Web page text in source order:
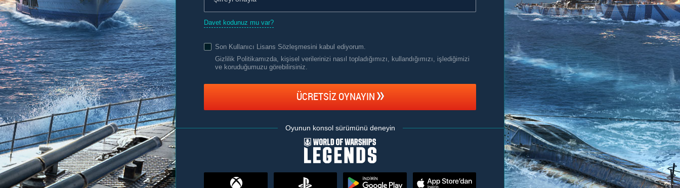
Davet kodunuz mu var?
Son Kullanıcı Lisans Sözleşmesini kabul ediyorum.
Gizlilik Politikamızda, kişisel verilerinizi nasıl topladığımızı, kullandığımızı, işlediğimizi
ve koruduğumuzu görebilirsiniz.
ÜCRETSIZ OYNAYIN
Oyunun konsol sürümünü deneyin